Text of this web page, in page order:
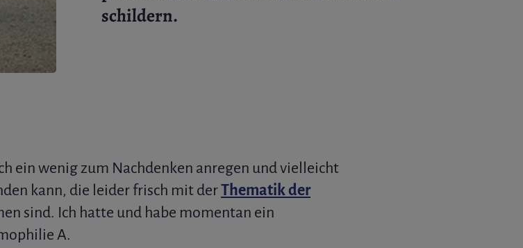
schildern.
ein wenig zum Nachdenken anregen und vielleicht
kann, die leider frisch mit derThematik der
sind. Ich hatte und habe momentan ein
A.